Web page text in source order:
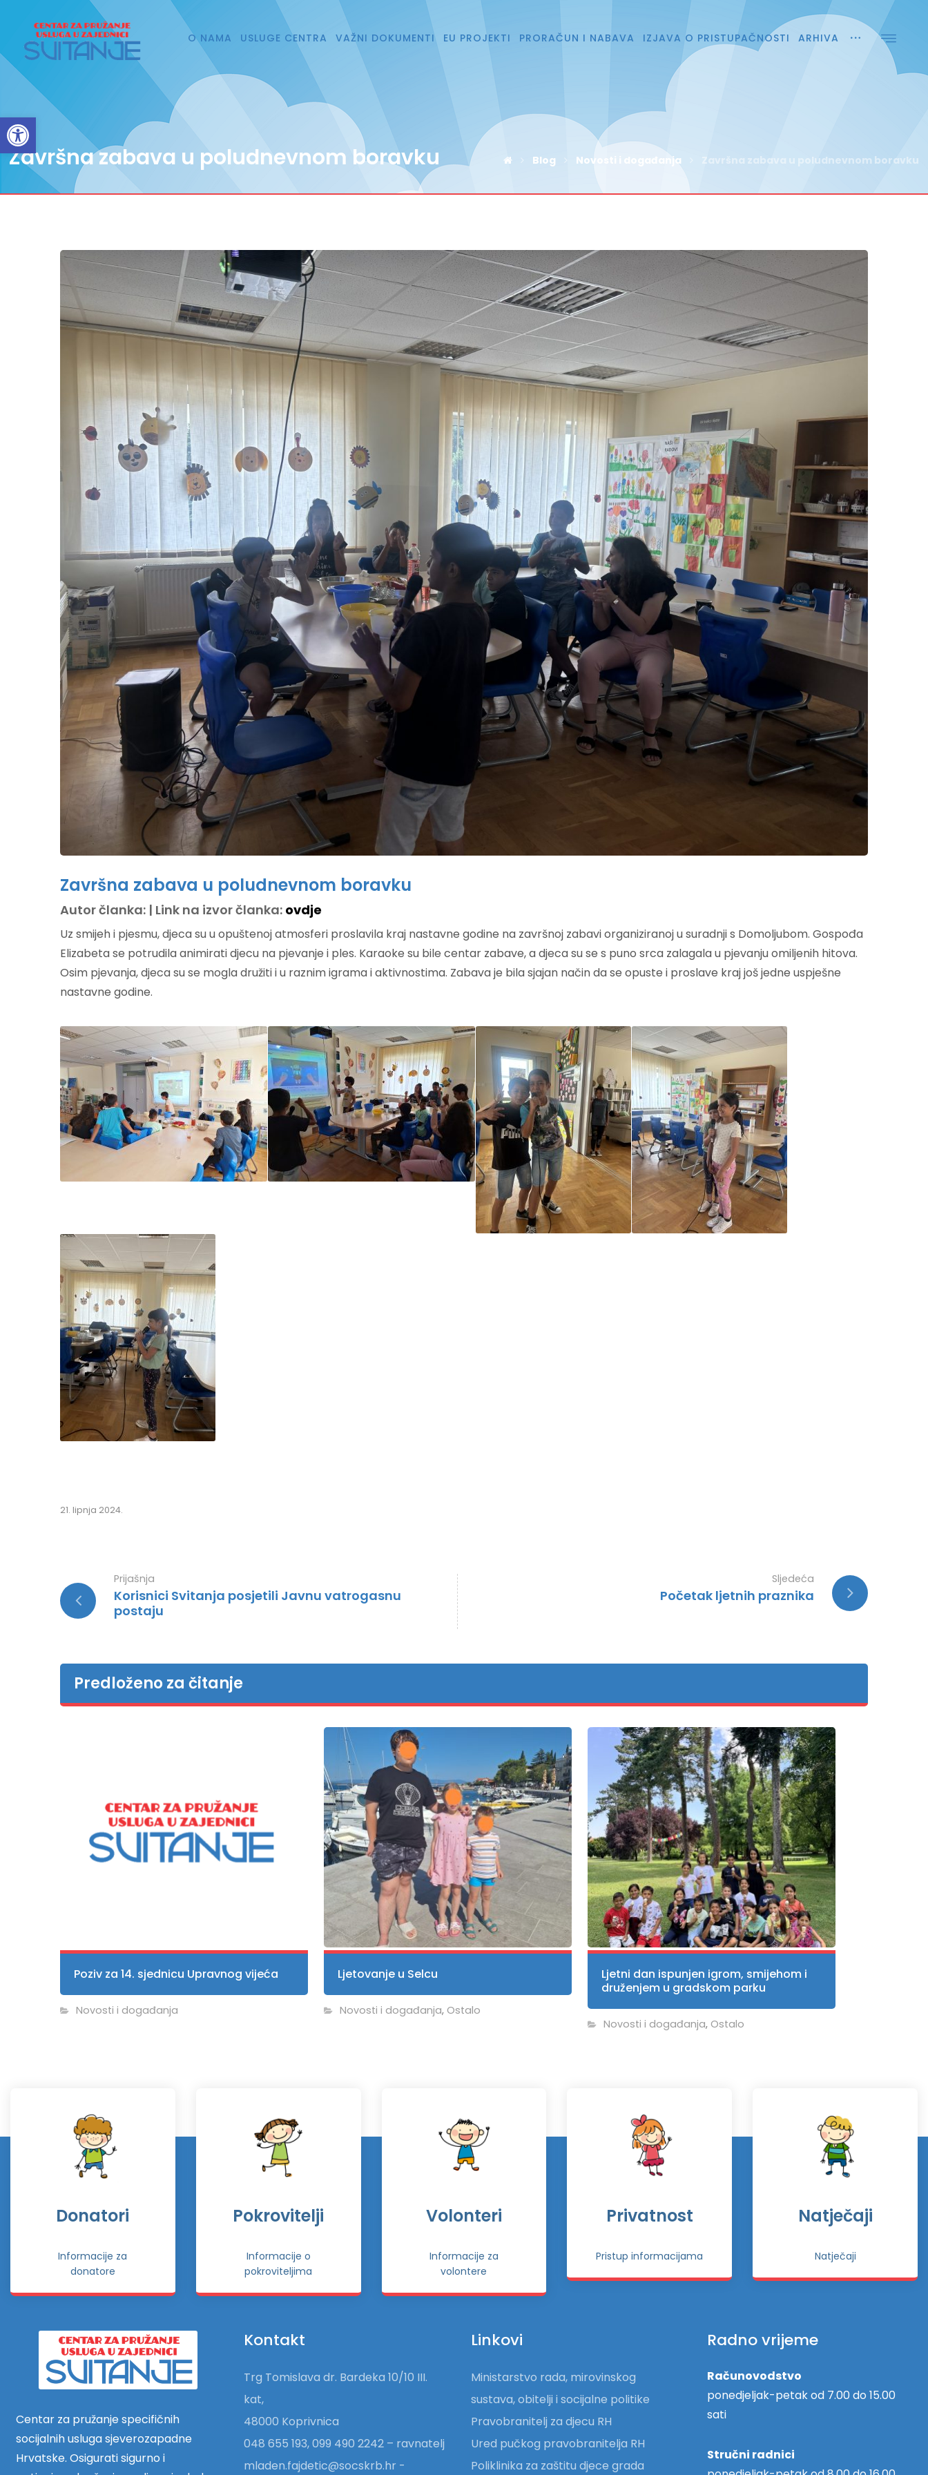
Open toolbar
O NAMA USLUGE CENTRA VAŽNI DOKUMENTI EU PROJEKTI PRORAČUN I NABAVA IZJAVA O PRISTUPAČNOSTI ARHIVA
Završna zabava u poludnevnom boravku Blog Novosti i događanja Završna zabava u poludnevnom boravku
Završna zabava u poludnevnom boravku
Autor članka: | Link na izvor članka: ovdje
Uz smijeh i pjesmu, djeca su u opuštenoj atmosferi proslavila kraj nastavne godine na završnoj zabavi organiziranoj u suradnji s Domoljubom. Gospođa
Elizabeta se potrudila animirati djecu na pjevanje i ples. Karaoke su bile centar zabave, a djeca su se s puno srca zalagala u pjevanju omiljenih hitova.
Osim pjevanja, djeca su se mogla družiti i u raznim igrama i aktivnostima. Zabava je bila sjajan način da se opuste i proslave kraj još jedne uspješne
nastavne godine.
21. lipnja 2024.
Prijašnja
Korisnici Svitanja posjetili Javnu vatrogasnu
postaju
Sljedeća
Početak ljetnih praznika
Predloženo za čitanje
Poziv za 14. sjednicu Upravnog vijeća
Novosti i događanja
Ljetovanje u Selcu
Novosti i događanja, Ostalo
Ljetni dan ispunjen igrom, smijehom i
druženjem u gradskom parku
Novosti i događanja, Ostalo
Donatori
Informacije za
donatore
Pokrovitelji
Informacije o
pokroviteljima
Volonteri
Informacije za
volontere
Privatnost
Pristup informacijama
Natječaji
Natječaji
Centar za pružanje specifičnih
socijalnih usluga sjeverozapadne
Hrvatske. Osigurati sigurno i
Kontakt
Trg Tomislava dr. Bardeka 10/10 III.
kat,
48000 Koprivnica
048 655 193, 099 490 2242 – ravnatelj
mladen.fajdetic@socskrb.hr -
Linkovi
Ministarstvo rada, mirovinskog
sustava, obitelji i socijalne politike
Pravobranitelj za djecu RH
Ured pučkog pravobranitelja RH
Poliklinika za zaštitu djece grada
Radno vrijeme
Računovodstvo
ponedjeljak-petak od 7.00 do 15.00
sati
Stručni radnici